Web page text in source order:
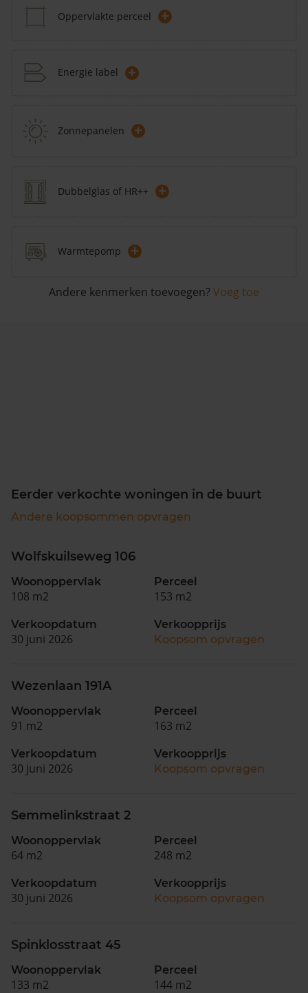
Oppervlakte perceel +
Energie label +
Zonnepanelen +
Dubbelglas of HR++ +
Warmtepomp +
Andere kenmerken toevoegen? Voeg toe
Eerder verkochte woningen in de buurt
Andere koopsommen opvragen
Wolfskuilseweg 106
Woonoppervlak
108 m2
Perceel
153 m2
Verkoopdatum
30 juni 2026
Verkoopprijs
Koopsom opvragen
Wezenlaan 191A
Woonoppervlak
91 m2
Perceel
163 m2
Verkoopdatum
30 juni 2026
Verkoopprijs
Koopsom opvragen
Semmelinkstraat 2
Woonoppervlak
64 m2
Perceel
248 m2
Verkoopdatum
30 juni 2026
Verkoopprijs
Koopsom opvragen
Spinklosstraat 45
Woonoppervlak
133 m2
Perceel
144 m2